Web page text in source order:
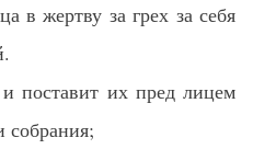
в жертву за грех за себя
поставит их пред лицем
собрания;